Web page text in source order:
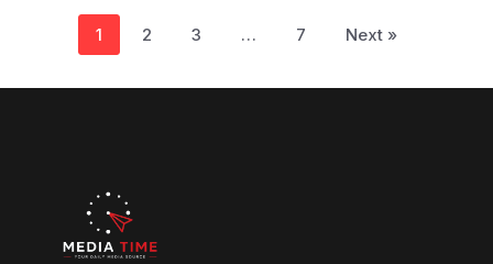
1 2 3 … 7 Next »